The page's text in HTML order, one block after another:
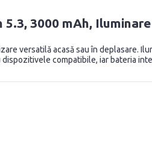
3000 mAh, Iluminare
versatilă acasă sau în deplasare.
compatibile, iar bateria